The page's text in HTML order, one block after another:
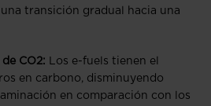
transición gradual hacia una
CO2: Los e-fuels tienen el
en carbono, disminuyendo
en comparación con los